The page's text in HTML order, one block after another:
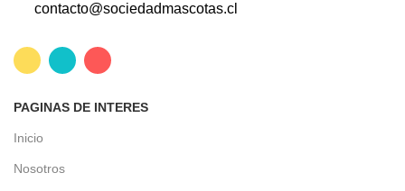
contacto@sociedadmascotas.cl
PAGINAS DE INTERES
Inicio
Nosotros